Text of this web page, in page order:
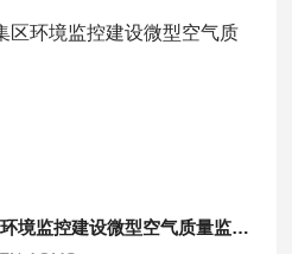
OSEN-AQMS人口密集区环境监控建设微型空气质量监测站